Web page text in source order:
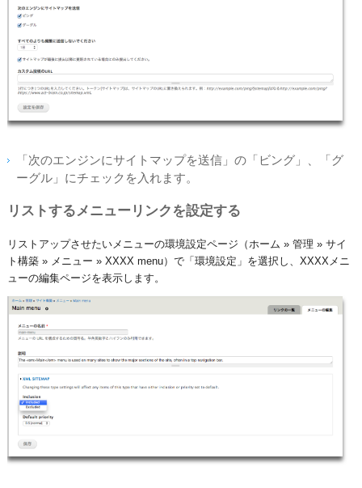
「次のエンジンにサイトマップを送信」の「ビング」、「グ
ーグル」にチェックを入れます。
リストするメニューリンクを設定する
リストアップさせたいメニューの環境設定ページ（ホーム » 管理 » サイ
ト構築 » メニュー » XXXX menu）​で「環境設定」を選択し、XXXXメニ
ューの編集ページを表示します。